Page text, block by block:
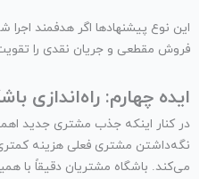
این نوع پیشنهادها اگر هدفمند
فروش مقطعی و جریان نقدی را
ایده چهارم: راه‌اندازی
در کنار اینکه جذب مشتری جدید
نگه‌داشتن مشتری فعلی هزینه
می‌کند. باشگاه مشتریان دقیقاً با